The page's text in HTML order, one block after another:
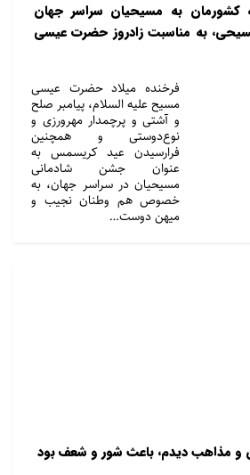
کشورمان به مسیحیان سراسر جهان
به مناسبت زادروز حضرت عیسی
فرخنده میلاد حضرت عیسی
مسیح علیه السلام، پیامبر صلح
و آشتی و پرچمدار مهرورزی و
نوع‌دوستی و همچنین
فرارسیدن عید کریسمس به
عنوان جشن شادمانی
مسیحیان در سراسر جهان، به
خصوص هم وطنان نجیب و
میهن دوست…
و مذاهب دیدم، باعث شور و شعف بود